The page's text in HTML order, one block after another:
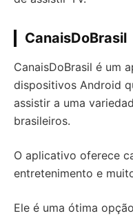
CanaisDoBrasil
CanaisDoBrasil é um
dispositivos Android
assistir a uma
brasileiros.
O aplicativo oferece
entretenimento e
Ele é uma ótima